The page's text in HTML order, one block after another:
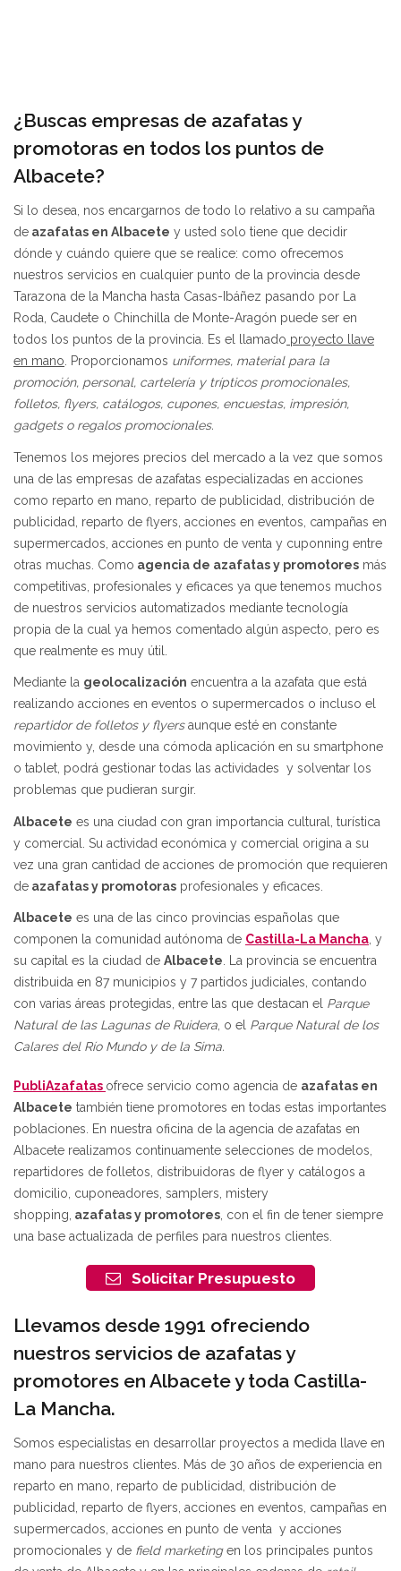
¿Buscas empresas de azafatas y
promotoras en todos los puntos de
Albacete?
Si lo desea, nos encargarnos de todo lo relativo a su campaña
de azafatas en Albacete y usted solo tiene que decidir
dónde y cuándo quiere que se realice: como ofrecemos
nuestros servicios en cualquier punto de la provincia desde
Tarazona de la Mancha hasta Casas-Ibáñez pasando por La
Roda, Caudete o Chinchilla de Monte-Aragón puede ser en
todos los puntos de la provincia. Es el llamado proyecto llave
en mano. Proporcionamos uniformes, material para la
promoción, personal, cartelería y trípticos promocionales,
folletos, flyers, catálogos, cupones, encuestas, impresión,
gadgets o regalos promocionales.
Tenemos los mejores precios del mercado a la vez que somos
una de las empresas de azafatas especializadas en acciones
como reparto en mano, reparto de publicidad, distribución de
publicidad, reparto de flyers, acciones en eventos, campañas en
supermercados, acciones en punto de venta y cuponning entre
otras muchas. Como agencia de azafatas y promotores más
competitivas, profesionales y eficaces ya que tenemos muchos
de nuestros servicios automatizados mediante tecnología
propia de la cual ya hemos comentado algún aspecto, pero es
que realmente es muy útil.
Mediante la geolocalización encuentra a la azafata que está
realizando acciones en eventos o supermercados o incluso el
repartidor de folletos y flyersaunque esté en constante
movimiento y, desde una cómoda aplicación en su smartphone
o tablet, podrá gestionar todas las actividades y solventar los
problemas que pudieran surgir.
Albacete es una ciudad con gran importancia cultural, turística
y comercial. Su actividad económica y comercial origina a su
vez una gran cantidad de acciones de promoción que requieren
de azafatas y promotoras profesionales y eficaces.
Albacete es una de las cinco provincias españolas que
componen la comunidad autónoma de Castilla-La Mancha, y
su capital es la ciudad de Albacete. La provincia se encuentra
distribuida en 87 municipios y 7 partidos judiciales, contando
con varias áreas protegidas, entre las que destacan el Parque
Natural de las Lagunas de Ruidera, o el Parque Natural de los
Calares del Río Mundo y de la Sima.
PubliAzafatas ofrece servicio como agencia de azafatas en
Albacete también tiene promotores en todas estas importantes
poblaciones. En nuestra oficina de la agencia de azafatas en
Albacete realizamos continuamente selecciones de modelos,
repartidores de folletos, distribuidoras de flyer y catálogos a
domicilio, cuponeadores, samplers, mistery
shopping, azafatas y promotores, con el fin de tener siempre
una base actualizada de perfiles para nuestros clientes.
Solicitar Presupuesto
Llevamos desde 1991 ofreciendo
nuestros servicios de azafatas y
promotores en Albacete y toda Castilla-
La Mancha.
Somos especialistas en desarrollar proyectos a medida llave en
mano para nuestros clientes. Más de 30 años de experiencia en
reparto en mano, reparto de publicidad, distribución de
publicidad, reparto de flyers, acciones en eventos, campañas en
supermercados, acciones en punto de venta y acciones
promocionales y de field marketingen los principales puntos